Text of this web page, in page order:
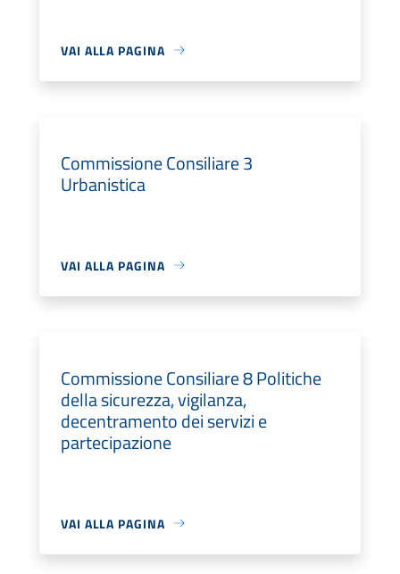
VAI ALLA PAGINA
Commissione Consiliare 3
Urbanistica
VAI ALLA PAGINA
Commissione Consiliare 8 Politiche
della sicurezza, vigilanza,
decentramento dei servizi e
partecipazione
VAI ALLA PAGINA